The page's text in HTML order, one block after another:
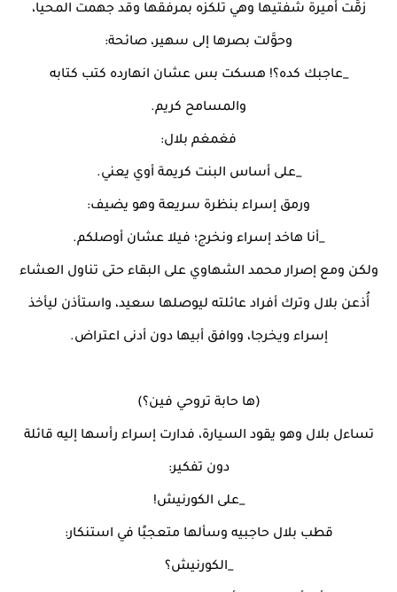
زمَّت أميرة شفتيها وهي تلكزه بمرفقها وقد جهمت المحيا،
وحوَّلت بصرها إلى سهير، صائحة:
_عاجبك كده؟! هسكت بس عشان انهارده كتب كتابه
والمسامح كريم.
فغمغم بلال:
_على أساس البنت كريمة أوي يعني.
ورمق إسراء بنظرة سريعة وهو يضيف:
_أنا هاخد إسراء ونخرج؛ فيلا عشان أوصلكم.
ولكن ومع إصرار محمد الشهاوي على البقاء حتى تناول العشاء
أُذعن بلال وترك أفراد عائلته ليوصلها سعيد، واستأذن ليأخذ
إسراء ويخرجا، ووافق أبيها دون أدنى اعتراض.
(ها حابة تروحي فين؟)
تساءل بلال وهو يقود السيارة، فدارت إسراء رأسها إليه قائلة
دون تفكير:
_على الكورنيش!
قطب بلال حاجبيه وسألها متعجبًا في استنكار:
_الكورنيش؟